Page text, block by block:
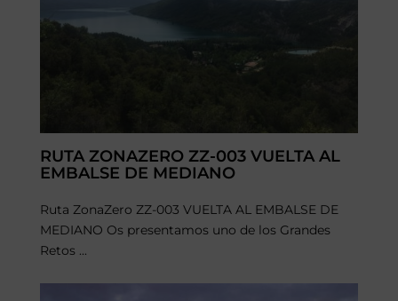
RUTA ZONAZERO ZZ-003 VUELTA AL
EMBALSE DE MEDIANO
Ruta ZonaZero ZZ-003 VUELTA AL EMBALSE DE
MEDIANO Os presentamos uno de los Grandes
Retos ...